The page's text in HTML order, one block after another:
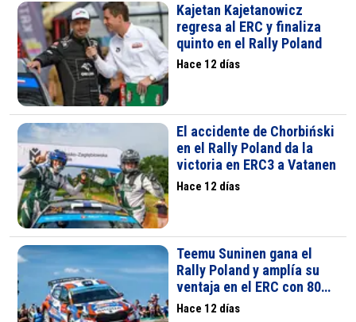
Kajetan Kajetanowicz
regresa al ERC y finaliza
quinto en el Rally Poland
Hace 12 días
El accidente de Chorbiński
en el Rally Poland da la
victoria en ERC3 a Vatanen
Hace 12 días
Teemu Suninen gana el
Rally Poland y amplía su
ventaja en el ERC con 80
puntos
Hace 12 días